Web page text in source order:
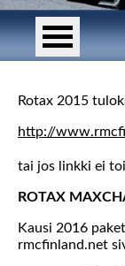
Rotax 2015
http://
tai jos linkki ei
ROTAX
Kausi 2016
rmcfinland.net